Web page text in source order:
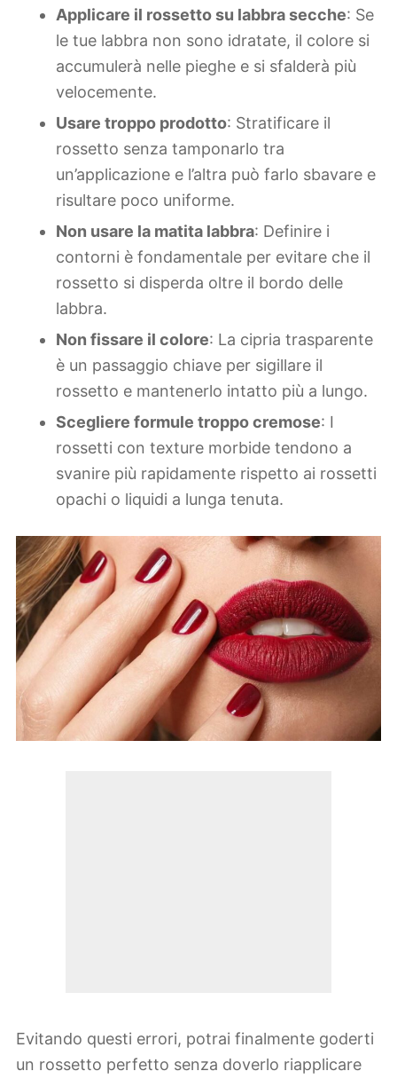
Applicare il rossetto su labbra secche: Se
le tue labbra non sono idratate, il colore si
accumulerà nelle pieghe e si sfalderà più
velocemente.
Usare troppo prodotto: Stratificare il
rossetto senza tamponarlo tra
un’applicazione e l’altra può farlo sbavare e
risultare poco uniforme.
Non usare la matita labbra: Definire i
contorni è fondamentale per evitare che il
rossetto si disperda oltre il bordo delle
labbra.
Non fissare il colore: La cipria trasparente
è un passaggio chiave per sigillare il
rossetto e mantenerlo intatto più a lungo.
Scegliere formule troppo cremose: I
rossetti con texture morbide tendono a
svanire più rapidamente rispetto ai rossetti
opachi o liquidi a lunga tenuta.
Evitando questi errori, potrai finalmente goderti
un rossetto perfetto senza doverlo riapplicare